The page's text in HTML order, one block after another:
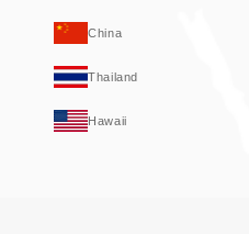
China
Thailand
Hawaii